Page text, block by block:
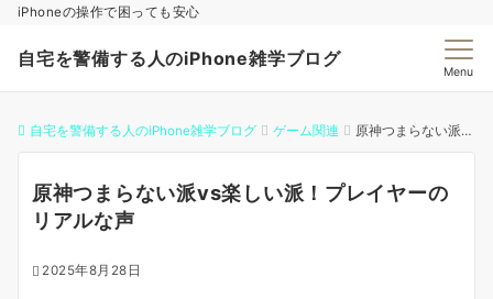
iPhoneの操作で困っても安心
自宅を警備する人のiPhone雑学ブログ
Menu
自宅を警備する人のiPhone雑学ブログ ゲーム関連 原神つまらない派vs楽しい派！プレイヤーのリアルな声
原神つまらない派vs楽しい派！プレイヤーの
リアルな声
2025年8月28日